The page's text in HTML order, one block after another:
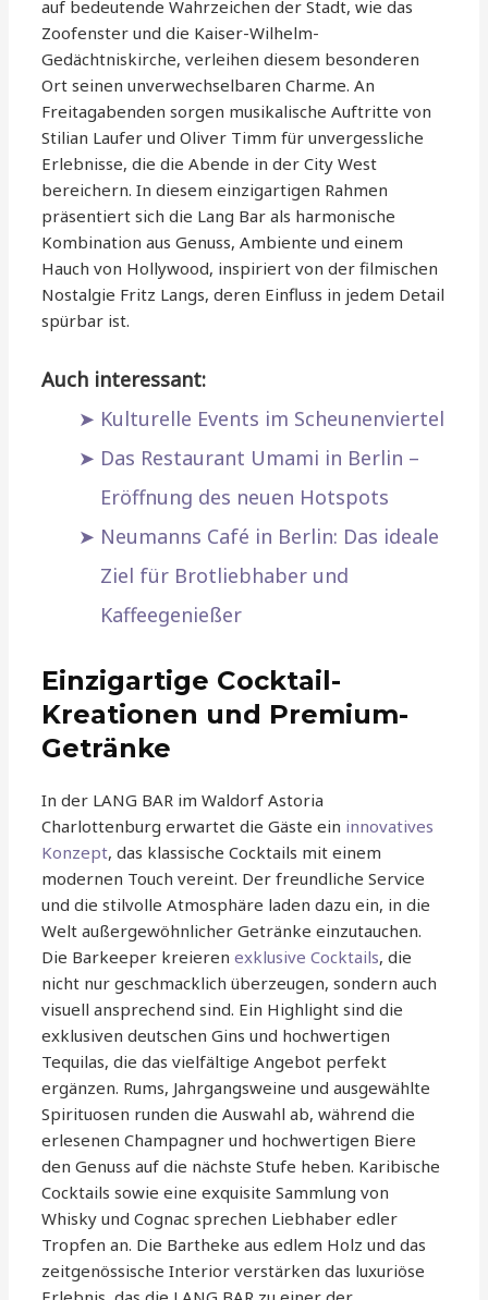
auf bedeutende Wahrzeichen der Stadt, wie das
Zoofenster und die Kaiser-Wilhelm-
Gedächtniskirche, verleihen diesem besonderen
Ort seinen unverwechselbaren Charme. An
Freitagabenden sorgen musikalische Auftritte von
Stilian Laufer und Oliver Timm für unvergessliche
Erlebnisse, die die Abende in der City West
bereichern. In diesem einzigartigen Rahmen
präsentiert sich die Lang Bar als harmonische
Kombination aus Genuss, Ambiente und einem
Hauch von Hollywood, inspiriert von der filmischen
Nostalgie Fritz Langs, deren Einfluss in jedem Detail
spürbar ist.
Auch interessant:
Kulturelle Events im Scheunenviertel
Das Restaurant Umami in Berlin –
Eröffnung des neuen Hotspots
Neumanns Café in Berlin: Das ideale
Ziel für Brotliebhaber und
Kaffeegenießer
Einzigartige Cocktail-
Kreationen und Premium-
Getränke
In der LANG BAR im Waldorf Astoria
Charlottenburg erwartet die Gäste ein innovatives
Konzept, das klassische Cocktails mit einem
modernen Touch vereint. Der freundliche Service
und die stilvolle Atmosphäre laden dazu ein, in die
Welt außergewöhnlicher Getränke einzutauchen.
Die Barkeeper kreierenexklusive Cocktails, die
nicht nur geschmacklich überzeugen, sondern auch
visuell ansprechend sind. Ein Highlight sind die
exklusiven deutschen Gins und hochwertigen
Tequilas, die das vielfältige Angebot perfekt
ergänzen. Rums, Jahrgangsweine und ausgewählte
Spirituosen runden die Auswahl ab, während die
erlesenen Champagner und hochwertigen Biere
den Genuss auf die nächste Stufe heben. Karibische
Cocktails sowie eine exquisite Sammlung von
Whisky und Cognac sprechen Liebhaber edler
Tropfen an. Die Bartheke aus edlem Holz und das
zeitgenössische Interior verstärken das luxuriöse